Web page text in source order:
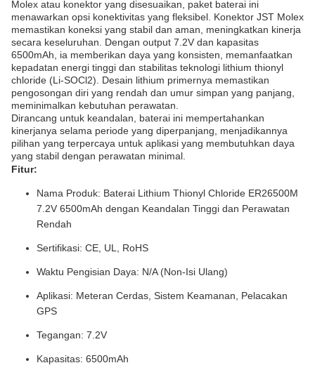
Molex atau konektor yang disesuaikan, paket baterai ini
menawarkan opsi konektivitas yang fleksibel. Konektor JST Molex
memastikan koneksi yang stabil dan aman, meningkatkan kinerja
secara keseluruhan. Dengan output 7.2V dan kapasitas
6500mAh, ia memberikan daya yang konsisten, memanfaatkan
kepadatan energi tinggi dan stabilitas teknologi lithium thionyl
chloride (Li-SOCl2). Desain lithium primernya memastikan
pengosongan diri yang rendah dan umur simpan yang panjang,
meminimalkan kebutuhan perawatan.
Dirancang untuk keandalan, baterai ini mempertahankan
kinerjanya selama periode yang diperpanjang, menjadikannya
pilihan yang terpercaya untuk aplikasi yang membutuhkan daya
yang stabil dengan perawatan minimal.
Fitur:
Nama Produk: Baterai Lithium Thionyl Chloride ER26500M
7.2V 6500mAh dengan Keandalan Tinggi dan Perawatan
Rendah
Sertifikasi: CE, UL, RoHS
Waktu Pengisian Daya: N/A (Non-Isi Ulang)
Aplikasi: Meteran Cerdas, Sistem Keamanan, Pelacakan
GPS
Tegangan: 7.2V
Kapasitas: 6500mAh